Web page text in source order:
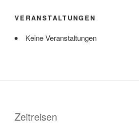
VERANSTALTUNGEN
Keine Veranstaltungen
Zeitreisen